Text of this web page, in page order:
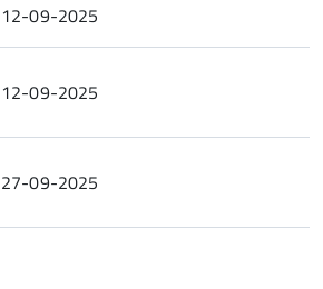
12-09-2025
12-09-2025
27-09-2025